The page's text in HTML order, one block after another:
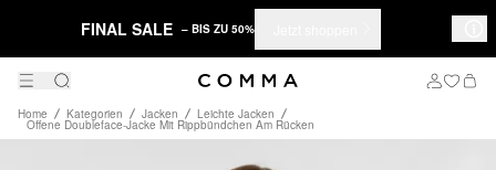
FINAL SALE – BIS ZU 50%
Home Kategorien Jacken Leichte Jacken
Offene Doubleface-Jacke Mit Rippbündchen Am Rücken